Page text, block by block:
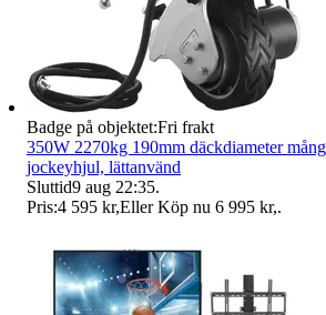
Badge på objektet:Fri frakt
350W 2270kg 190mm däckdiameter
jockeyhjul, lättanvänd
Sluttid9 aug 22:35.
Pris:4 595 kr,Eller Köp nu 6 995 kr,.